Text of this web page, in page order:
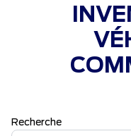
Recherche